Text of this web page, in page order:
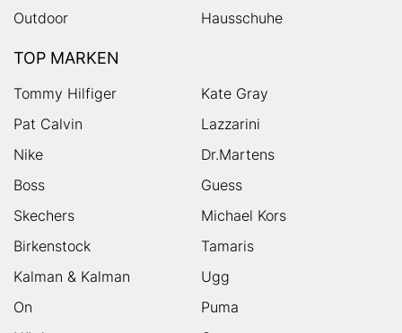
Outdoor
Hausschuhe
TOP MARKEN
Tommy Hilfiger
Kate Gray
Pat Calvin
Lazzarini
Nike
Dr.Martens
Boss
Guess
Skechers
Michael Kors
Birkenstock
Tamaris
Kalman & Kalman
Ugg
On
Puma